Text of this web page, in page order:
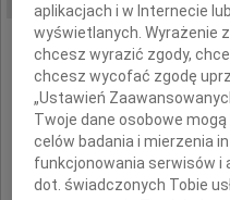
aplikacjach i w Internecie
wyświetlanych. Wyrażenie
chcesz wyrazić zgody,
chcesz wycofać zgodę
„Ustawień
Twoje dane osobowe
celów badania i mierzenia
funkcjonowania serwisów i
dot. świadczonych Tobie